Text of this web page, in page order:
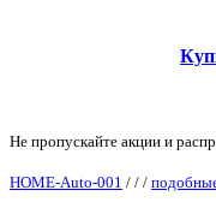
Не пропускайте акции и
HOME-Auto-001 / / /